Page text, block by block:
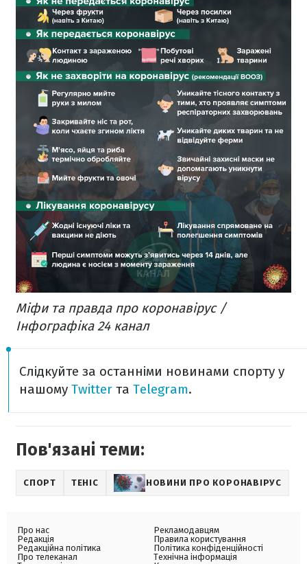
Міфи та правда про коронавірус /
Інфографіка 24 канал
Слідкуйте за останніми новинами спорту у
нашому Twitter та Telegram.
Пов'язані теми:
СПОРТ ТЕНІС НОВИНИ ПРО КОРОНАВІРУС
Про нас
Редакція
Редакційна політика
Про телеканал
Рекламодавцям
Правила користування
Політика конфіденційності
Технічна інформація